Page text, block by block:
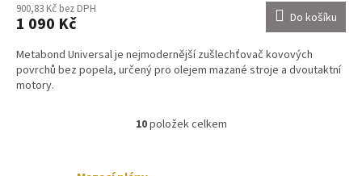
900,83 Kč bez DPH
1 090 Kč Do košíku
Metabond Universal je nejmodernější zušlechťovač kovových
povrchů bez popela, určený pro olejem mazané stroje a dvoutaktní
motory.
O
10položek celkem